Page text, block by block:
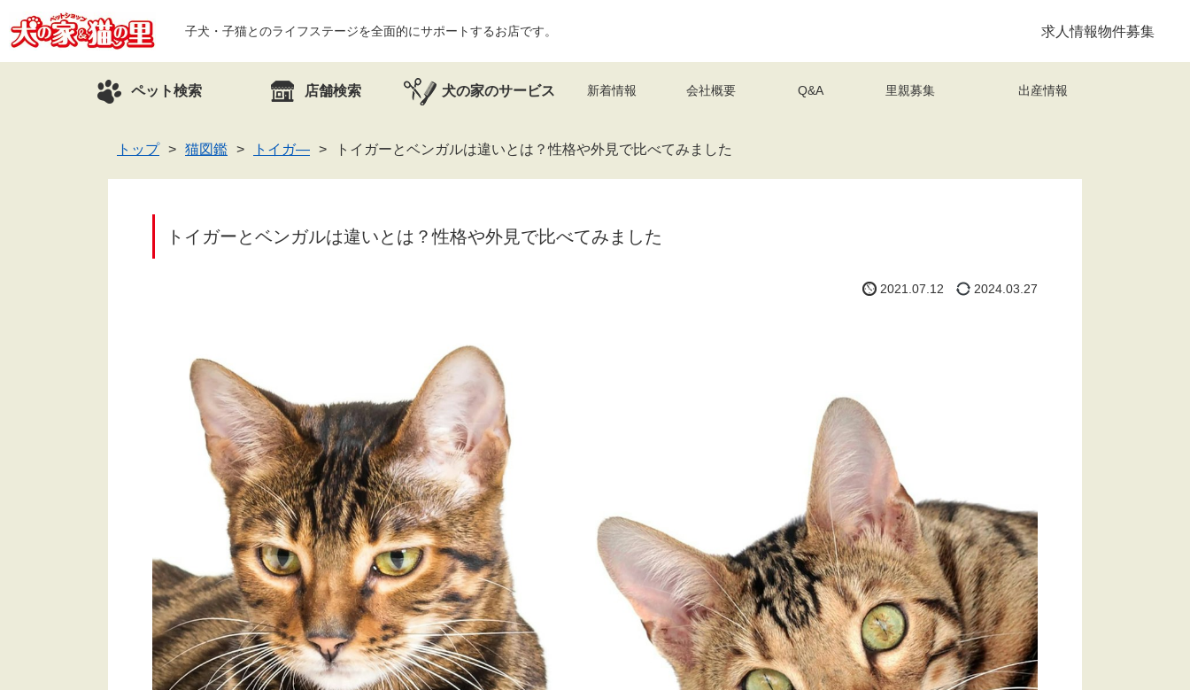
子犬・子猫とのライフステージを全面的にサポートするお店です。 求人情報物件募集
ペット検索 店舗検索 犬の家のサービス 新着情報 会社概要 Q&A 里親募集 出産情報
トップ 猫図鑑 トイガ― トイガーとベンガルは違いとは？性格や外見で比べてみました
トイガーとベンガルは違いとは？性格や外見で比べてみました
2021.07.12 2024.03.27